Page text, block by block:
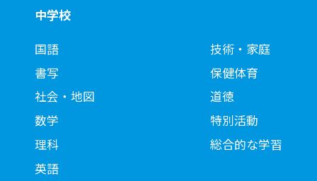
中学校
国語
書写
社会・地図
数学
理科
英語
技術・家庭
保健体育
道徳
特別活動
総合的な学習